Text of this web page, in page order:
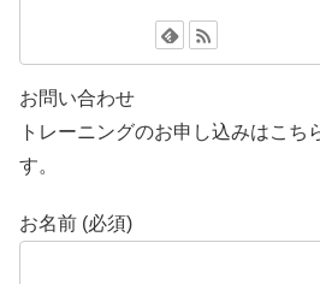
お問い合わせ
トレーニングのお申し込みはこち
す。
お名前 (必須)